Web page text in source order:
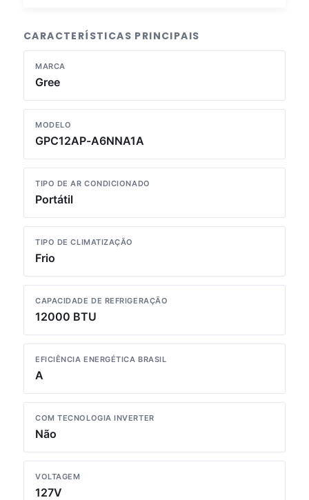
CARACTERÍSTICAS PRINCIPAIS
MARCA
Gree
MODELO
GPC12AP-A6NNA1A
TIPO DE AR CONDICIONADO
Portátil
TIPO DE CLIMATIZAÇÃO
Frio
CAPACIDADE DE REFRIGERAÇÃO
12000 BTU
EFICIÊNCIA ENERGÉTICA BRASIL
A
COM TECNOLOGIA INVERTER
Não
VOLTAGEM
127V